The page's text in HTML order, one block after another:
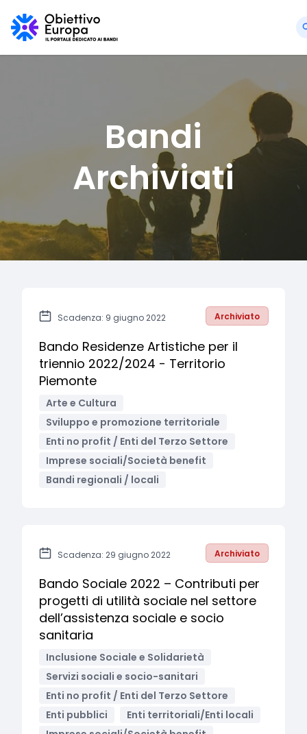
Bandi
Archiviati
Scadenza: 9 giugno 2022 Archiviato
Bando Residenze Artistiche per il
triennio 2022/2024 - Territorio
Piemonte
Arte e Cultura
Sviluppo e promozione territoriale
Enti no profit / Enti del Terzo Settore
Imprese sociali/Società benefit
Bandi regionali / locali
Scadenza: 29 giugno 2022 Archiviato
Bando Sociale 2022 – Contributi per
progetti di utilità sociale nel settore
dell’assistenza sociale e socio
sanitaria
Inclusione Sociale e Solidarietà
Servizi sociali e socio-sanitari
Enti no profit / Enti del Terzo Settore
Enti pubblici
Enti territoriali/Enti locali